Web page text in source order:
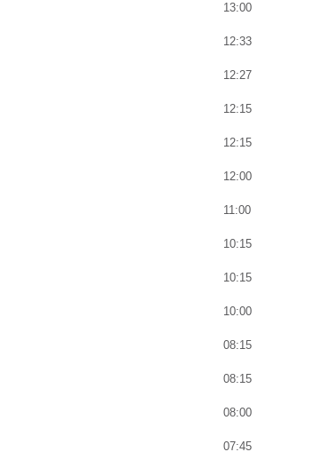
13:00
12:33
12:27
12:15
12:15
12:00
11:00
10:15
10:15
10:00
08:15
08:15
08:00
07:45